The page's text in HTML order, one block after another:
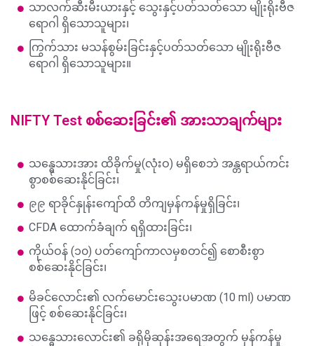
သာလက်ဆီးမီးယားနှင့် သွေးနှင့်ပတ်သတ်သော မျိုးရိုးဗီဇ
ရောဂါ ရှိသောသူများ၊
ကြွက်သား မသန်စွမ်းခြင်းနှင့်ပတ်သတ်သော မျိုးရိုးဗီဇ
ရောဂါ ရှိသောသူများ။
NIFTY Test စစ်ဆေးခြင်း၏ အားသာချက်များ
သန္ဓေသားအား ထိခိုက်မှု(လုံးဝ) မရှိစေဘဲ အန္တရာယ်ကင်း
စွာစစ်ဆေးနိုင်ခြင်း၊
၉၉ ရာခိုင်နှုန်းကျော်ထိ တိကျမှန်ကန်မှုရှိခြင်း၊
CFDA ထောက်ခံချက် ရရှိထားခြင်း၊
ကိုယ်ဝန် (၁၀) ပတ်ကျော်ကာလမှစတင်၍ စောစီးစွာ
စစ်ဆေးနိုင်ခြင်း၊
မိခင်လောင်း၏ လက်မောင်းသွေးပမာဏ (10 ml) ပမာဏ
ဖြင့် စစ်ဆေးနိုင်ခြင်း၊
သန္ဓေသားလောင်း၏ ခရိုမိုဆုန်းအရေအတွက် မှန်ကန်မှု